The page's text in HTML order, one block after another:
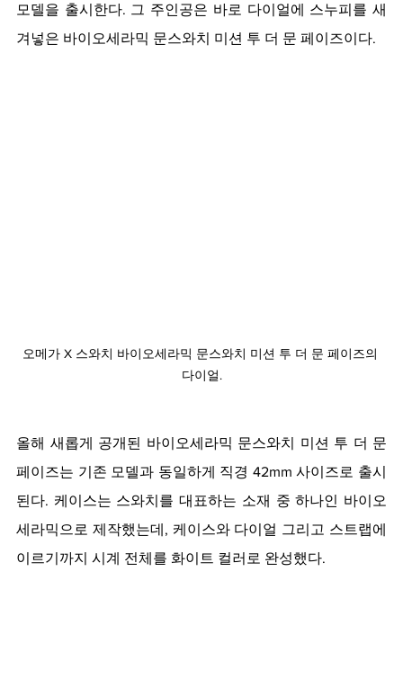
모델을 출시한다. 그 주인공은 바로 다이얼에 스누피를 새
겨넣은 바이오세라믹 문스와치 미션 투 더 문 페이즈이다.
오메가 X 스와치 바이오세라믹 문스와치 미션 투 더 문 페이즈의
다이얼.
올해 새롭게 공개된 바이오세라믹 문스와치 미션 투 더 문
페이즈는 기존 모델과 동일하게 직경 42mm 사이즈로 출시
된다. 케이스는 스와치를 대표하는 소재 중 하나인 바이오
세라믹으로 제작했는데, 케이스와 다이얼 그리고 스트랩에
이르기까지 시계 전체를 화이트 컬러로 완성했다.